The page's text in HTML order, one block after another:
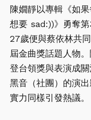
陳嫺靜以專輯《如
想要 sad:))》勇奪第
27歲便與蔡依林共
屆金曲獎話題人物
登台領獎與表演成
黑音（社團）的演
實力同樣引發熱議。